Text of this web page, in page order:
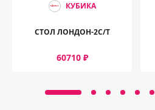
КУБИКА
СТОЛ ЛОНДОН-2С/T
60710 ₽